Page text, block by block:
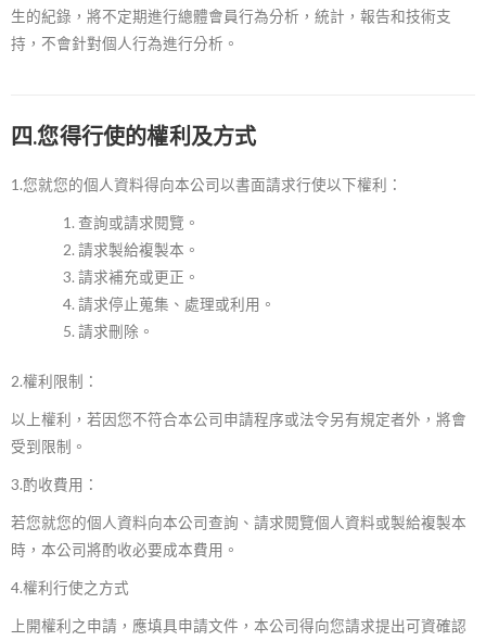
生的紀錄，將不定期進行總體會員行為分析，統計，報告和技術支
持，不會針對個人行為進行分析。
四.您得行使的權利及方式
1.您就您的個人資料得向本公司以書面請求行使以下權利：
查詢或請求閱覽。
請求製給複製本。
請求補充或更正。
請求停止蒐集、處理或利用。
請求刪除。
2.權利限制：
以上權利，若因您不符合本公司申請程序或法令另有規定者外，將會
受到限制。
3.酌收費用：
若您就您的個人資料向本公司查詢、請求閱覽個人資料或製給複製本
時，本公司將酌收必要成本費用。
4.權利行使之方式
上開權利之申請，應填具申請文件，本公司得向您請求提出可資確認